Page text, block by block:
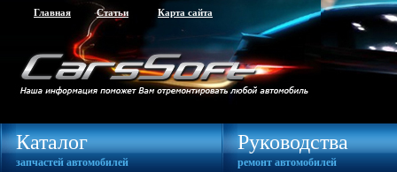
Главная Статьи Карта сайта
Каталог
запчастей автомобилей
Руководства
ремонт автомобилей